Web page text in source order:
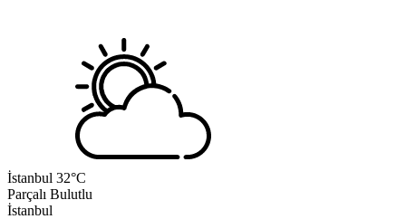
İstanbul 32°C
Parçalı Bulutlu
İstanbul